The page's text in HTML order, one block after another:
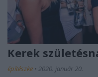
Kerek
építészke • 2020. január 20.